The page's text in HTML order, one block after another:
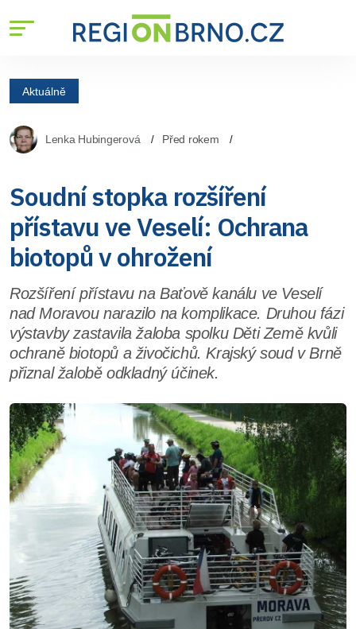
Aktuálně
Lenka Hubingerová Před rokem
Soudní stopka rozšíření
přístavu ve Veselí: Ochrana
biotopů v ohrožení
Rozšíření přístavu na Baťově kanálu ve Veselí
nad Moravou narazilo na komplikace. Druhou fázi
výstavby zastavila žaloba spolku Děti Země kvůli
ochraně biotopů a živočichů. Krajský soud v Brně
přiznal žalobě odkladný účinek.